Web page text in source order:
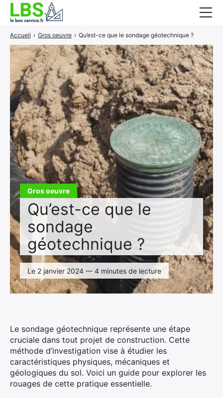
Gros oeuvre
Qu’est-ce que le
sondage
géotechnique ?
Le 2 janvier 2024 — 4 minutes de lecture
Accueil › Gros oeuvre › Qu’est-ce que le sondage géotechnique ?
Le sondage géotechnique représente une étape
cruciale dans tout projet de construction. Cette
méthode d’investigation vise à étudier les
caractéristiques physiques, mécaniques et
géologiques du sol. Voici un guide pour explorer les
rouages de cette pratique essentielle.
Gros oeuvre
Second oeuvre
Aménagement intérieur
Piscine et jardin
Services associés